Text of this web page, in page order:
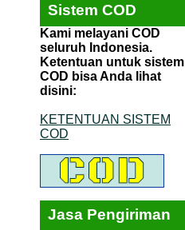
Sistem COD
Kami melayani COD
seluruh Indonesia.
Ketentuan untuk sistem
COD bisa Anda lihat
disini:
KETENTUAN SISTEM
COD
Jasa Pengiriman